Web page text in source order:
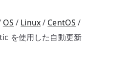
OS Linux
CentOS
を使用した自動更新